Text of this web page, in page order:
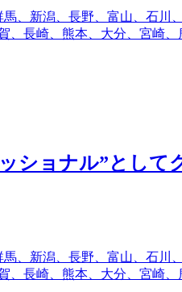
、新潟、長野、富山、石川
、長崎、熊本、大分、宮崎、
ショナル”として
、新潟、長野、富山、石川
、長崎、熊本、大分、宮崎、